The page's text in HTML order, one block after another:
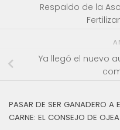
Respaldo de la
Ya llegó el nuevo
PASAR DE SER GANADERO A
CARNE: EL CONSEJO DE